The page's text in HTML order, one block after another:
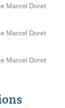
Marcel Doret
Marcel Doret
Marcel Doret